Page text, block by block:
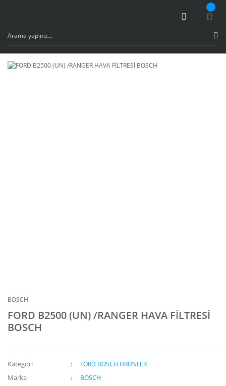
BOSCH
FORD B2500 (UN) /RANGER HAVA FİLTRESİ
BOSCH
Kategori FORD BOSCH ÜRÜNLER
Marka BOSCH